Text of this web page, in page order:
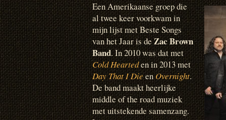
Een Amerikaanse groep die
al twee keer voorkwam in
mijn lijst met Beste Songs
van het Jaar is deZac Brown
Band. In 2010 was dat met
Cold Hearteden in 2013 met
Day That I DieenOvernight.
De band maakt heerlijke
middle of the road muziek
met uitstekende samenzang.